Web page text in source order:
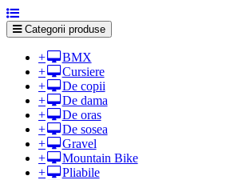
Categorii produse
+
BMX
+
Cursiere
+
De copii
+
De dama
+
De oras
+
De sosea
+
Gravel
+
Mountain Bike
+
Pliabile